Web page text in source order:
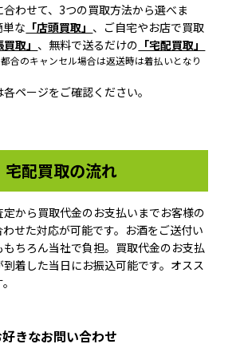
わせて、3つの買取方法から選べま
な 「店頭買取」 、ご自宅やお店で買取
買取」 、無料で送るだけの 「宅配買取」
合のキャンセル場合は返送時は着払いとなり
ページをご確認ください。
宅配買取の流れ
から買取代金のお支払いまでお客様の
せた対応が可能です。お酒をご送付い
ちろん当社で負担。買取代金のお支払
着した当日にお振込可能です。オスス
きなお問い合わせ